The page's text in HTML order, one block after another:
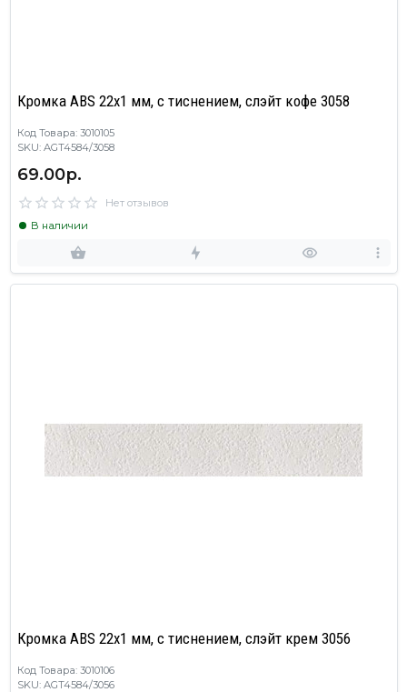
Кромка ABS 22х1 мм, с тиснением, слэйт кофе 3058
Код Товара: 3010105
SKU: AGT4584/3058
69.00р.
Нет отзывов
В наличии
Кромка ABS 22х1 мм, с тиснением, слэйт крем 3056
Код Товара: 3010106
SKU: AGT4584/3056